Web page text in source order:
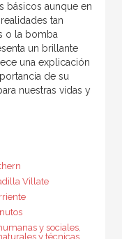
básicos aunque en
tan
o la bomba
un brillante
una explicación
de su
nuestras vidas y
Villate
y sociales,
y técnicas,